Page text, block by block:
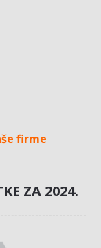
firme
ZA 2024.